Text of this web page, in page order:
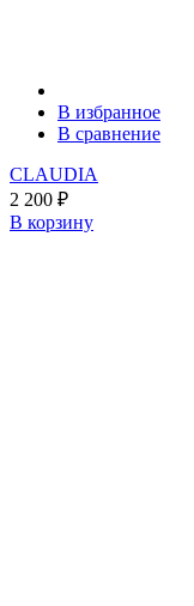
В избранное
В сравнение
CLAUDIA
2 200 ₽
В корзину